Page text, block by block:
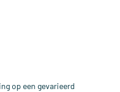
op een gevarieerd